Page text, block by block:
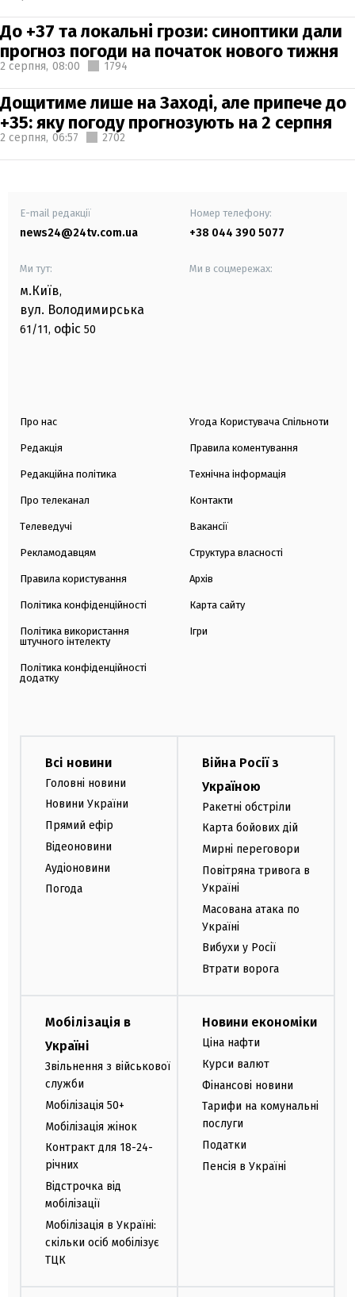
До +37 та локальні грози: синоптики дали
прогноз погоди на початок нового тижня
2 серпня, 08:00 1794
Дощитиме лише на Заході, але припече до
+35: яку погоду прогнозують на 2 серпня
2 серпня, 06:57 2702
E-mail редакції
news24@24tv.com.ua
Номер телефону:
+38 044 390 5077
Ми тут:
м.Київ,
вул. Володимирська
61/11, офіс 50
Ми в соцмережах:
Про нас
Редакція
Редакційна політика
Про телеканал
Телеведучі
Рекламодавцям
Правила користування
Політика конфіденційності
Політика використання
штучного інтелекту
Політика конфіденційності
додатку
Угода Користувача Спільноти
Правила коментування
Технічна інформація
Контакти
Вакансії
Структура власності
Архів
Карта сайту
Ігри
Всі новини
Головні новини
Новини України
Прямий ефір
Відеоновини
Аудіоновини
Погода
Війна Росії з
Україною
Ракетні обстріли
Карта бойових дій
Мирні переговори
Повітряна тривога в
Україні
Масована атака по
Україні
Вибухи у Росії
Втрати ворога
Мобілізація в
Україні
Звільнення з військової
служби
Мобілізація 50+
Мобілізація жінок
Контракт для 18-24-
річних
Відстрочка від
мобілізації
Мобілізація в Україні:
скільки осіб мобілізує
ТЦК
Новини економіки
Ціна нафти
Курси валют
Фінансові новини
Тарифи на комунальні
послуги
Податки
Пенсія в Україні